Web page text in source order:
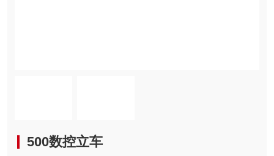
500数控立车